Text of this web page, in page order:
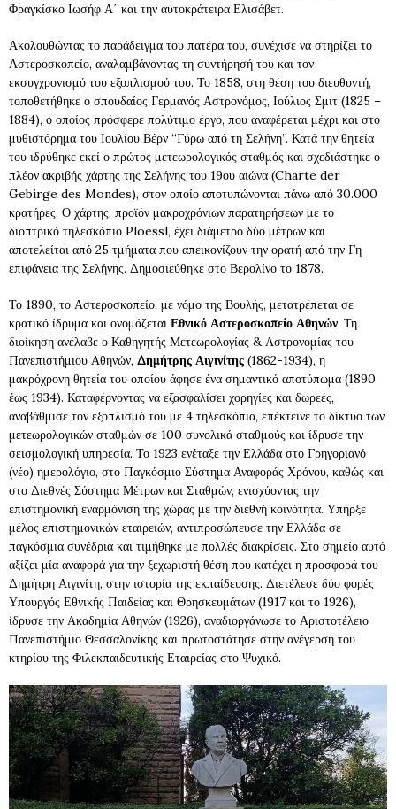
Φραγκίσκο Ιωσήφ Α΄ και την αυτοκράτειρα Ελισάβετ.
Ακολουθώντας το παράδειγμα του πατέρα του, συνέχισε να στηρίζει το
Αστεροσκοπείο, αναλαμβάνοντας τη συντήρησή του και τον
εκσυγχρονισμό του εξοπλισμού του. Το 1858, στη θέση του διευθυντή,
τοποθετήθηκε ο σπουδαίος Γερμανός Αστρονόμος, Ιούλιος Σμιτ (1825 –
1884), ο οποίος πρόσφερε πολύτιμο έργο, που αναφέρεται μέχρι και στο
μυθιστόρημα του Ιουλίου Βέρν “Γύρω από τη Σελήνη”. Κατά την θητεία
του ιδρύθηκε εκεί ο πρώτος μετεωρολογικός σταθμός και σχεδιάστηκε ο
πλέον ακριβής χάρτης της Σελήνης του 19ου αιώνα (Charte der
Gebirge des Mondes), στον οποίο αποτυπώνονται πάνω από 30.000
κρατήρες. Ο χάρτης, προϊόν μακροχρόνιων παρατηρήσεων με το
διοπτρικό τηλεσκόπιο Ploessl, έχει διάμετρο δύο μέτρων και
αποτελείται από 25 τμήματα που απεικονίζουν την ορατή από την Γη
επιφάνεια της Σελήνης. Δημοσιεύθηκε στο Βερολίνο το 1878.
Το 1890, το Αστεροσκοπείο, με νόμο της Βουλής, μετατρέπεται σε
κρατικό ίδρυμα και ονομάζεται Εθνικό Αστεροσκοπείο Αθηνών. Τη
διοίκηση ανέλαβε ο Καθηγητής Μετεωρολογίας & Αστρονομίας του
Πανεπιστήμιου Αθηνών, Δημήτρης Αιγινίτης (1862-1934), η
μακρόχρονη θητεία του οποίου άφησε ένα σημαντικό αποτύπωμα (1890
έως 1934). Καταφέρνοντας να εξασφαλίσει χορηγίες και δωρεές,
αναβάθμισε τον εξοπλισμό του με 4 τηλεσκόπια, επέκτεινε το δίκτυο των
μετεωρολογικών σταθμών σε 100 συνολικά σταθμούς και ίδρυσε την
σεισμολογική υπηρεσία. Το 1923 ενέταξε την Ελλάδα στο Γρηγοριανό
(νέο) ημερολόγιο, στο Παγκόσμιο Σύστημα Αναφοράς Χρόνου, καθώς και
στο Διεθνές Σύστημα Μέτρων και Σταθμών, ενισχύοντας την
επιστημονική εναρμόνιση της χώρας με την διεθνή κοινότητα. Υπήρξε
μέλος επιστημονικών εταιρειών, αντιπροσώπευσε την Ελλάδα σε
παγκόσμια συνέδρια και τιμήθηκε με πολλές διακρίσεις. Στο σημείο αυτό
αξίζει μία αναφορά για την ξεχωριστή θέση που κατέχει η προσφορά του
Δημήτρη Αιγινίτη, στην ιστορία της εκπαίδευσης. Διετέλεσε δύο φορές
Υπουργός Εθνικής Παιδείας και Θρησκευμάτων (1917 και το 1926),
ίδρυσε την Ακαδημία Αθηνών (1926), αναδιοργάνωσε το Αριστοτέλειο
Πανεπιστήμιο Θεσσαλονίκης και πρωτοστάτησε στην ανέγερση του
κτηρίου της Φιλεκπαιδευτικής Εταιρείας στο Ψυχικό.